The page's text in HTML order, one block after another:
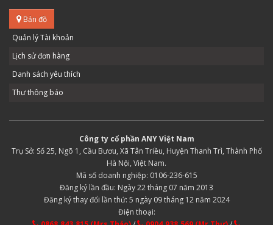
Bản đồ
Quản lý Tài khoản
Lịch sử đơn hàng
Danh sách yêu thích
Thư thông báo
Công ty cổ phần ANY Việt Nam
Trụ Sở: Số 25, Ngõ 1, Cầu Bươu, Xã Tân Triều, Huyện Thanh Trì, Thành Phố
Hà Nội, Việt Nam.
Mã số doanh nghiệp: 0106-236-615
Đăng ký lần đầu: Ngày 22 tháng 07 năm 2013
Đăng ký thay đổi lần thứ: 5 ngày 09 tháng 12 năm 2024
Điện thoại: